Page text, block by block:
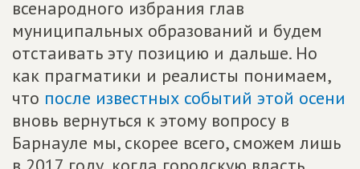
всенародного избрания глав
муниципальных образований и будем
отстаивать эту позицию и дальше. Но
как прагматики и реалисты понимаем,
что после известных событий этой осени
вновь вернуться к этому вопросу в
Барнауле мы, скорее всего, сможем лишь